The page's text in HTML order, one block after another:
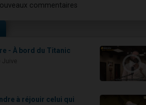
commentaires
- À bord du Titanic
à réjouir celui qui